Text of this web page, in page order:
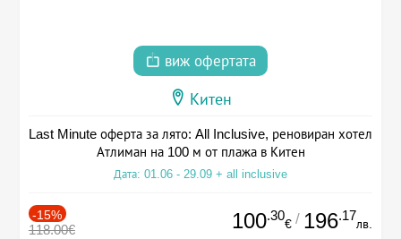
виж офертата
Китен
Last Minute оферта за лято: All Inclusive, реновиран хотел
Атлиман на 100 м от плажа в Китен
Дата: 01.06 - 29.09 + all inclusive
-15%
118.00€ 100.30
€ / 196.17
лв.